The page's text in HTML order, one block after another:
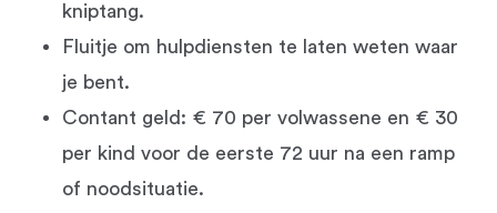
kniptang.
Fluitje om hulpdiensten te laten weten waar
je bent.
Contant geld: € 70 per volwassene en € 30
per kind voor de eerste 72 uur na een ramp
of noodsituatie.